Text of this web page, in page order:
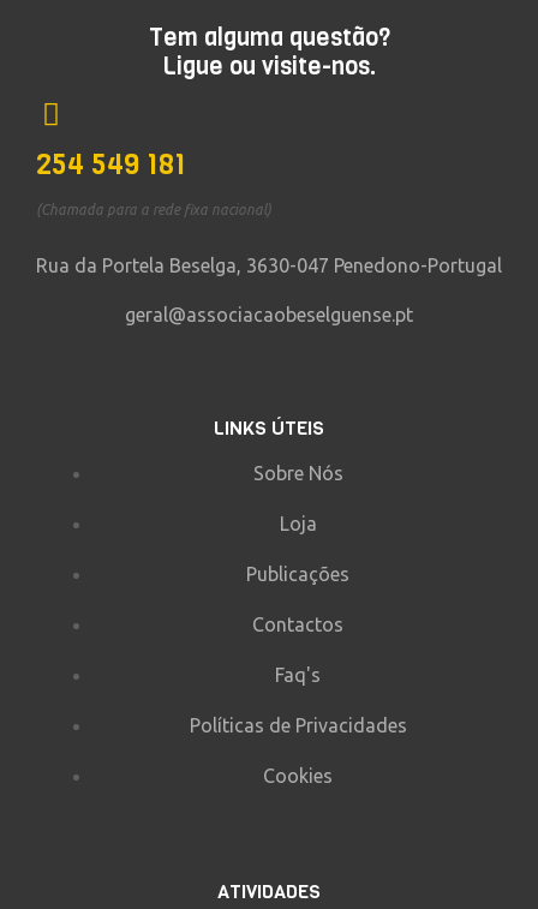
Tem alguma questão?
Ligue ou visite-nos.
254 549 181
(Chamada para a rede fixa nacional)
Rua da Portela Beselga, 3630-047 Penedono-Portugal
geral@associacaobeselguense.pt
LINKS ÚTEIS
Sobre Nós
Loja
Publicações
Contactos
Faq's
Políticas de Privacidades
Cookies
ATIVIDADES